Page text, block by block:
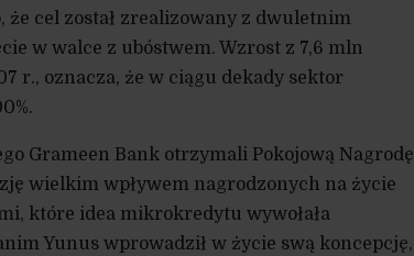
cel został zrealizowany z dwuletnim
w walce z ubóstwem. Wzrost z 7,6 mln
r., oznacza, że w ciągu dekady sektor
Grameen Bank otrzymali Pokojową Nagrodę
wielkim wpływem nagrodzonych na życie
które idea mikrokredytu wywołała
Yunus wprowadził w życie swą koncepcję,